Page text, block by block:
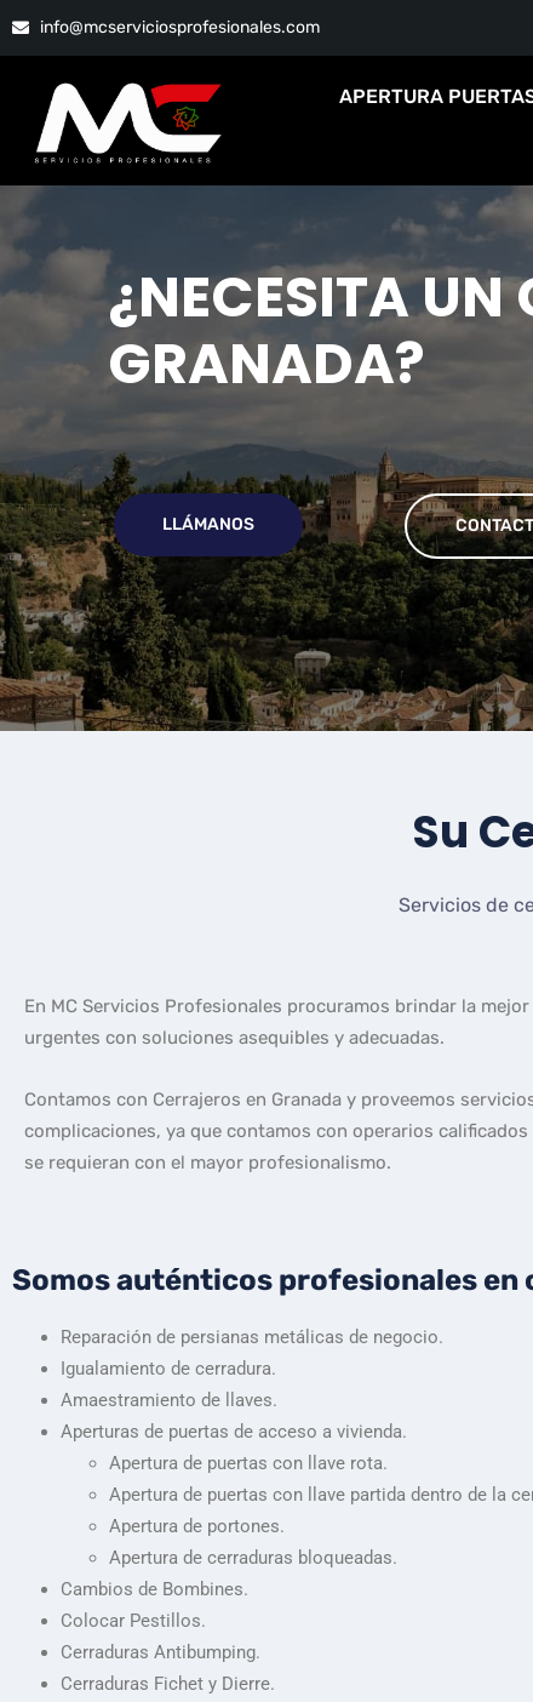
info@mcserviciosprofesionales.com
APERTURA
¿NECESITAUN
GRANADA?
LLÁMANOS
Su
Servicios de
En MC Servicios Profesionales procuramos brindar la
urgentes con soluciones asequibles y adecuadas.
Contamos con Cerrajeros en Granada y proveemos
complicaciones, ya que contamos con operarios
se requieran con el mayor profesionalismo.
Somos auténticos profesionales
Reparación de persianas metálicas de negocio.
Igualamiento de cerradura.
Amaestramiento de llaves.
Aperturas de puertas de acceso a vivienda.
Apertura de puertas con llave rota.
Apertura de puertas con llave partida dentro de la
Apertura de portones.
Apertura de cerraduras bloqueadas.
Cambios de Bombines.
Colocar Pestillos.
Cerraduras Antibumping.
Cerraduras Fichet y Dierre.